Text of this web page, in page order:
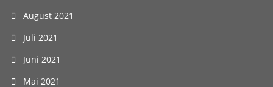
August 2021
Juli 2021
Juni 2021
Mai 2021